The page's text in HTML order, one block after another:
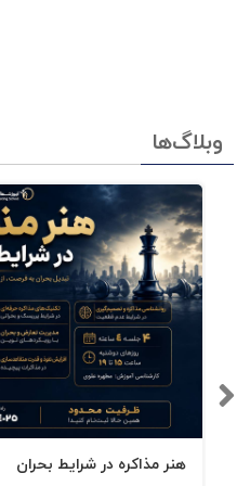
بهترین
ارتباط برقرار
خودشان در اختیار
پذیرای ایده‌های جدید
انجام کارهای مختلف
باشند.
اما چیزی که در مورد
است که بهترین
وبلاگ‌ها
هنر مذاکره در شرایط بحران